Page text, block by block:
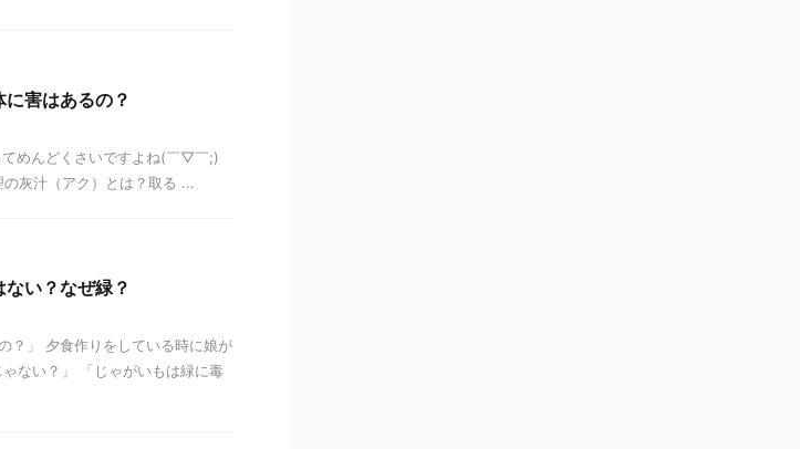
害はあるの？
めんどくさいですよね(￣▽￣;)
灰汁（アク）とは？取る ...
い？なぜ緑？
？」 夕食作りをしている時に娘が
ない？」 「じゃがいもは緑に毒